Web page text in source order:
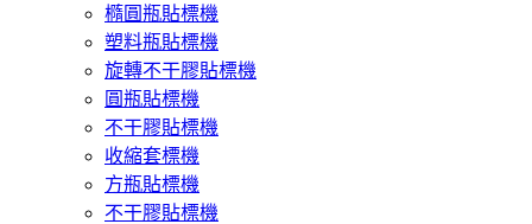
橢圓瓶貼標機
塑料瓶貼標機
旋轉不干膠貼標機
圓瓶貼標機
不干膠貼標機
收縮套標機
方瓶貼標機
不干膠貼標機